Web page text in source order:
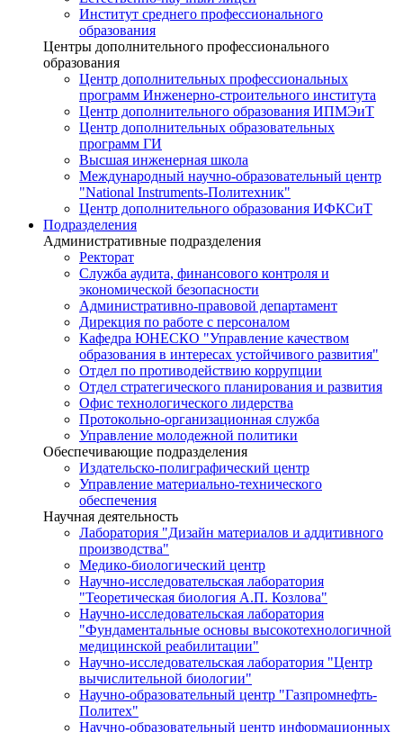
Институт среднего профессионального
образования
Центры дополнительного профессионального
образования
Центр дополнительных профессиональных
программ Инженерно-строительного института
Центр дополнительного образования ИПМЭиТ
Центр дополнительных образовательных
программ ГИ
Высшая инженерная школа
Международный научно-образовательный центр
"National Instruments-Политехник"
Центр дополнительного образования ИФКСиТ
Подразделения
Административные подразделения
Ректорат
Служба аудита, финансового контроля и
экономической безопасности
Административно-правовой департамент
Дирекция по работе с персоналом
Кафедра ЮНЕСКО "Управление качеством
образования в интересах устойчивого развития"
Отдел по противодействию коррупции
Отдел стратегического планирования и развития
Офис технологического лидерства
Протокольно-организационная служба
Управление молодежной политики
Обеспечивающие подразделения
Издательско-полиграфический центр
Управление материально-технического
обеспечения
Научная деятельность
Лаборатория "Дизайн материалов и аддитивного
производства"
Медико-биологический центр
Научно-исследовательская лаборатория
"Теоретическая биология А.П. Козлова"
Научно-исследовательская лаборатория
"Фундаментальные основы высокотехнологичной
медицинской реабилитации"
Научно-исследовательская лаборатория "Центр
вычислительной биологии"
Научно-образовательный центр "Газпромнефть-
Политех"
Научно-образовательный центр информационных